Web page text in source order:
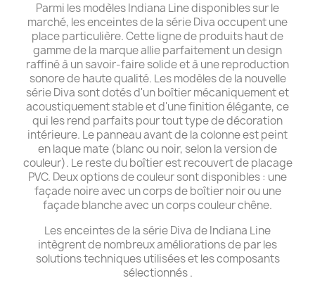
Parmi les modèles Indiana Line disponibles sur le
marché, les enceintes de la série Diva occupent une
place particulière. Cette ligne de produits haut de
gamme de la marque allie parfaitement un design
raffiné à un savoir-faire solide et à une reproduction
sonore de haute qualité. Les modèles de la nouvelle
série Diva sont dotés d'un boîtier mécaniquement et
acoustiquement stable et d'une finition élégante, ce
qui les rend parfaits pour tout type de décoration
intérieure. Le panneau avant de la colonne est peint
en laque mate (blanc ou noir, selon la version de
couleur). Le reste du boîtier est recouvert de placage
PVC. Deux options de couleur sont disponibles : une
façade noire avec un corps de boîtier noir ou une
façade blanche avec un corps couleur chêne.
Les enceintes de la série Diva de Indiana Line
intègrent de nombreux améliorations de par les
solutions techniques utilisées et les composants
sélectionnés .